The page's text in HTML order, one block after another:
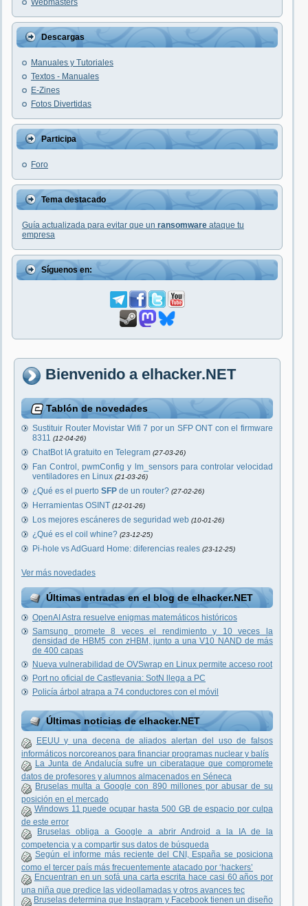
Webmasters
Descargas
Manuales y Tutoriales
Textos - Manuales
E-Zines
Fotos Divertidas
Participa
Foro
Tema destacado
Guía actualizada para evitar que un ransomware ataque tu
empresa
Síguenos en:
Bienvenido a elhacker.NET
Tablón de novedades
Sustituir Router Movistar Wifi 7 por un SFP ONT con el firmware
8311 (12-04-26)
ChatBot IA gratuito en Telegram (27-03-26)
Fan Control, pwmConfig y lm_sensors para controlar velocidad
ventiladores en Linux (21-03-26)
¿Qué es el puerto SFP de un router? (27-02-26)
Herramientas OSINT (12-01-26)
Los mejores escáneres de seguridad web (10-01-26)
¿Qué es el coil whine? (23-12-25)
Pi-hole vs AdGuard Home: diferencias reales (23-12-25)
Ver más novedades
Últimas entradas en el blog de elhacker.NET
OpenAI Astra resuelve enigmas matemáticos históricos
Samsung promete 8 veces el rendimiento y 10 veces la
densidad de HBM5 con zHBM, junto a una V10 NAND de más
de 400 capas
Nueva vulnerabilidad de OVSwrap en Linux permite acceso root
Port no oficial de Castlevania: SotN llega a PC
Policía árbol atrapa a 74 conductores con el móvil
Últimas noticias de elhacker.NET
EEUU y una decena de aliados alertan del uso de falsos
informáticos norcoreanos para financiar programas nuclear y balís
La Junta de Andalucía sufre un ciberataque que compromete
datos de profesores y alumnos almacenados en Séneca
Bruselas multa a Google con 890 millones por abusar de su
posición en el mercado
Windows 11 puede ocupar hasta 500 GB de espacio por culpa
de este error
Bruselas obliga a Google a abrir Android a la IA de la
competencia y a compartir sus datos de búsqueda
Según el informe más reciente del CNI, España se posiciona
como el tercer país más frecuentemente atacado por ‘hackers’
Encuentran en un sofá una carta escrita hace casi 60 años por
una niña que predice las videollamadas y otros avances tec
Bruselas determina que Instagram y Facebook tienen un diseño